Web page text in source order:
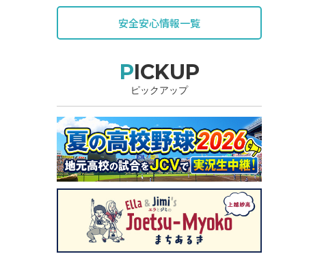
安全安心情報一覧
PICKUP
ピックアップ